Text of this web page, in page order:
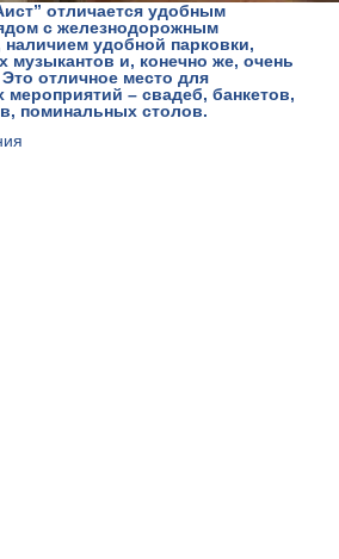
отличается удобным
с железнодорожным
удобной парковки,
музыкантов и, конечно же, очень
отличное место для
– свадеб, банкетов,
поминальных столов.